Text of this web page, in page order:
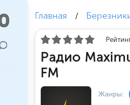
Главная /
Радио
FM
Жанры: